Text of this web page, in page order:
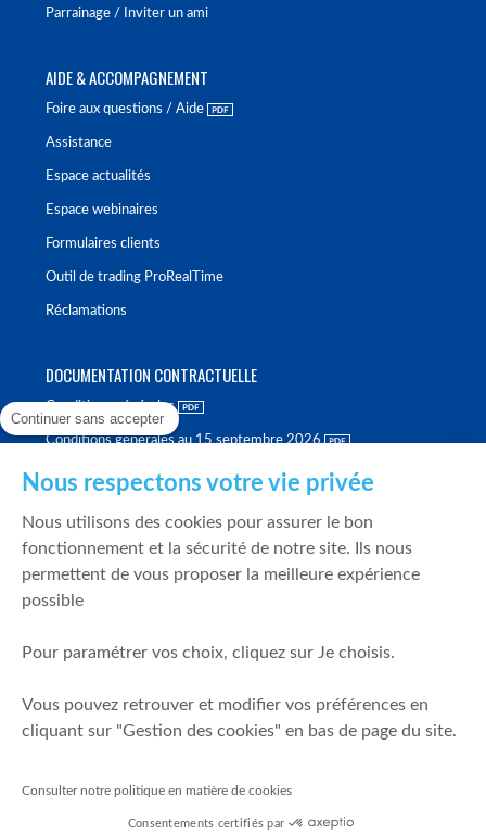
Parrainage / Inviter un ami
AIDE & ACCOMPAGNEMENT
Foire aux questions / Aide
Assistance
Espace actualités
Espace webinaires
Formulaires clients
Outil de trading ProRealTime
Réclamations
DOCUMENTATION CONTRACTUELLE
Conditions générales
Conditions générales au 15 septembre 2026
Politique de meilleure sélection
Politique de durabilité
Fonds de garantie des dépôts et de résolution
Mentions légales
Prévention de la fraude
Continuer sans accepter
Nous respectons votre vie privée
Nous utilisons des cookies pour assurer le bon
fonctionnement et la sécurité de notre site. Ils nous
permettent de vous proposer la meilleure expérience
possible
Pour paramétrer vos choix, cliquez sur Je choisis.
Vous pouvez retrouver et modifier vos préférences en
cliquant sur "Gestion des cookies" en bas de page du site.
Consulter notre politique en matière de cookies
Consentements certifiés par